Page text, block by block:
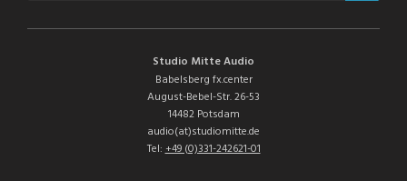
Studio Mitte Audio
Babelsberg fx.center
August-Bebel-Str. 26-53
14482 Potsdam
audio(at)studiomitte.de
Tel:+49 (0)331-242621-01